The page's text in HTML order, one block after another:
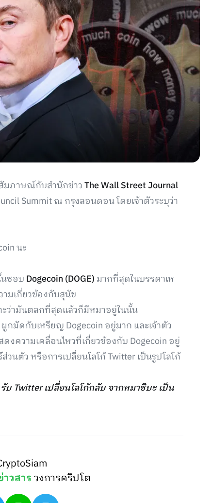
สัมภาษณ์กับสำนักข่าวThe Wall Street Journal
Summit ณ กรุงลอนดอน โดยเจ้าตัวระบุว่า
นะ
นชอบDogecoin (DOGE) มากที่สุดในบรรดาเห
มเกี่ยวข้องกับสุนัข
ะว่ามันตลกที่สุดแล้วก็มีหมาอยู่ในนั้น
มัดกับเหรียญ Dogecoin อยู่มาก และเจ้าตัว
งความเคลื่อนไหวที่เกี่ยวข้องกับ Dogecoin อยู่
นตัว หรือการเปลี่ยนโลโก้ Twitter เป็นรูปโลโก้
บ Twitter เปลี่ยนโลโก้กลับ จากหมาชิบะ เป็น
วสารวงการคริปโต